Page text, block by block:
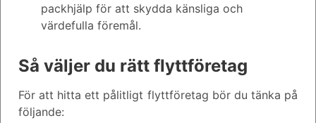
packhjälp för att skydda känsliga och
värdefulla föremål.
Så väljer du rätt flyttföretag
För att hitta ett pålitligt flyttföretag bör du tänka på
följande: